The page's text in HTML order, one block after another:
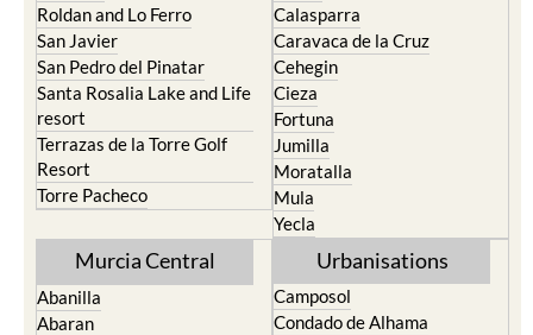
Roldan and Lo Ferro
San Javier
San Pedro del Pinatar
Santa Rosalia Lake and Life
resort
Terrazas de la Torre Golf
Resort
Torre Pacheco
Calasparra
Caravaca de la Cruz
Cehegin
Cieza
Fortuna
Jumilla
Moratalla
Mula
Yecla
Murcia Central
Abanilla
Abaran
Urbanisations
Camposol
Condado de Alhama